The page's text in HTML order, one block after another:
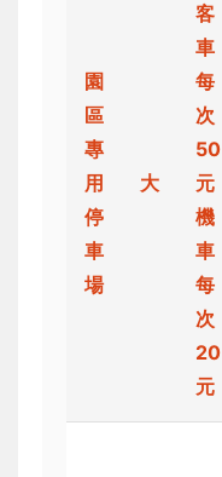
園
區
專
用
停
車
場
大
客
車
每
次
50
元
機
車
每
次
20
元